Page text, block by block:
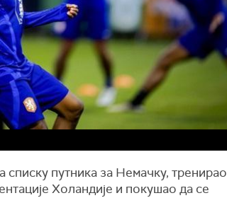
списку путника за Немачку, тренирао
Холандије и покушао да се